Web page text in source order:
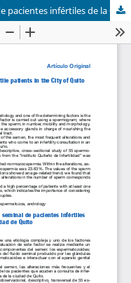
Características de la calidad seminal de pacientes infértiles de la Ciudad de Quito. - Characteristics of the seminal quality of infertile patients in the City of Quito.